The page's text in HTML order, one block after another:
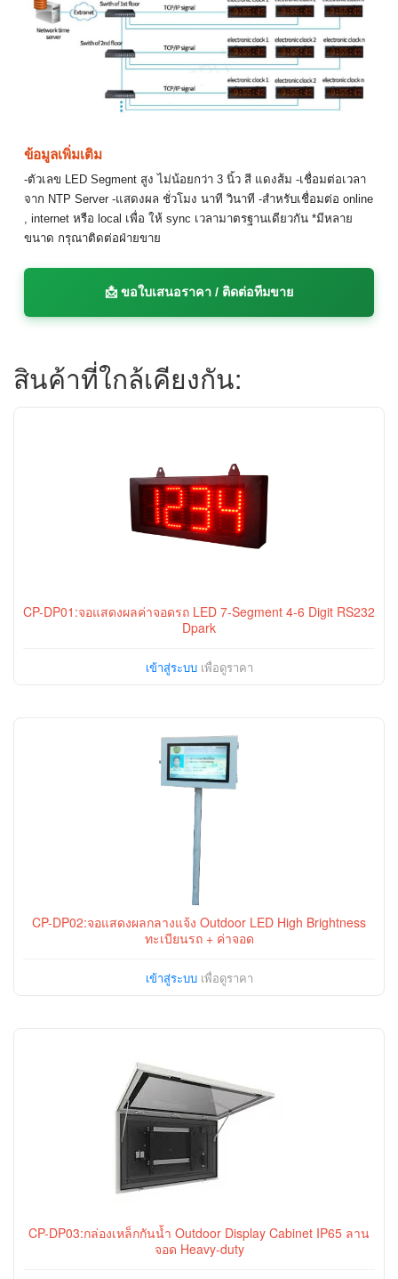
ข้อมูลเพิ่มเติม
-ตัวเลข LED Segment สูง ไม่น้อยกว่า 3 นิ้ว สี แดงส้ม -เชื่อมต่อเวลา
จาก NTP Server -แสดงผล ชั่วโมง นาที วินาที -สำหรับเชื่อมต่อ online
, internet หรือ local เพื่อ ให้ sync เวลามาตรฐานเดียวกัน *มีหลาย
ขนาด กรุณาติดต่อฝ่ายขาย
📩 ขอใบเสนอราคา / ติดต่อทีมขาย
สินค้าที่ใกล้เคียงกัน:
CP-DP01:จอแสดงผลค่าจอดรถ LED 7-Segment 4-6 Digit RS232
Dpark
เข้าสู่ระบบเพื่อดูราคา
CP-DP02:จอแสดงผลกลางแจ้ง Outdoor LED High Brightness
ทะเบียนรถ + ค่าจอด
เข้าสู่ระบบเพื่อดูราคา
CP-DP03:กล่องเหล็กกันน้ำ Outdoor Display Cabinet IP65 ลาน
จอด Heavy-duty